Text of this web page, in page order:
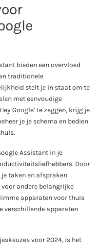
bieden een overvloed
traditionele
stelt je in staat om te
met eenvoudige
Google’ te zeggen, krijg je
je je schema en bedien
Assistant in je
Door
taken en afspraken
andere belangrijke
apparaten voor thuis
verschillende apparaten
voor 2024, is het